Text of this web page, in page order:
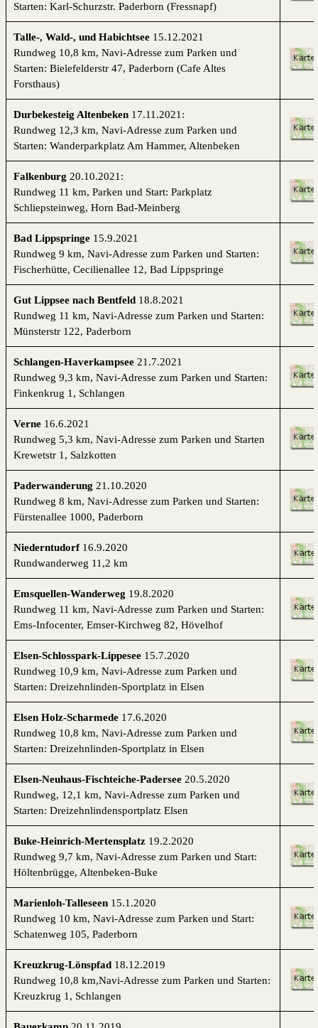
Starten: Karl-Schurzstr. Paderborn (Fressnapf)
Talle-, Wald-, und Habichtsee 15.12.2021
Rundweg 10,8 km, Navi-Adresse zum Parken und
Starten: Bielefelderstr 47, Paderborn (Cafe Altes
Forsthaus)
Durbekesteig Altenbeken 17.11.2021:
Rundweg 12,3 km, Navi-Adresse zum Parken und
Starten: Wanderparkplatz Am Hammer, Altenbeken
Falkenburg 20.10.2021:
Rundweg 11 km, Parken und Start: Parkplatz
Schliepsteinweg, Horn Bad-Meinberg
Bad Lippspringe 15.9.2021
Rundweg 9 km, Navi-Adresse zum Parken und Starten:
Fischerhütte, Cecilienallee 12, Bad Lippspringe
Gut Lippsee nach Bentfeld 18.8.2021
Rundweg 11 km, Navi-Adresse zum Parken und Starten:
Münsterstr 122, Paderborn
Schlangen-Haverkampsee 21.7.2021
Rundweg 9,3 km, Navi-Adresse zum Parken und Starten:
Finkenkrug 1, Schlangen
Verne 16.6.2021
Rundweg 5,3 km, Navi-Adresse zum Parken und Starten
Krewetstr 1, Salzkotten
Paderwanderung 21.10.2020
Rundweg 8 km, Navi-Adresse zum Parken und Starten:
Fürstenallee 1000, Paderborn
Niederntudorf16.9.2020
Rundwanderweg 11,2 km
Emsquellen-Wanderweg 19.8.2020
Rundweg 11 km, Navi-Adresse zum Parken und Starten:
Ems-Infocenter, Emser-Kirchweg 82, Hövelhof
Elsen-Schlosspark-Lippesee 15.7.2020
Rundweg 10,9 km, Navi-Adresse zum Parken und
Starten: Dreizehnlinden-Sportplatz in Elsen
Elsen Holz-Scharmede 17.6.2020
Rundweg 10,8 km, Navi-Adresse zum Parken und
Starten: Dreizehnlinden-Sportplatz in Elsen
Elsen-Neuhaus-Fischteiche-Padersee 20.5.2020
Rundweg, 12,1 km, Navi-Adresse zum Parken und
Starten: Dreizehnlindensportplatz Elsen
Buke-Heinrich-Mertensplatz 19.2.2020
Rundweg 9,7 km, Navi-Adresse zum Parken und Start:
Höltenbrügge, Altenbeken-Buke
Marienloh-Talleseen 15.1.2020
Rundweg 10 km, Navi-Adresse zum Parken und Start:
Schatenweg 105, Paderborn
Kreuzkrug-Lönspfad 18.12.2019
Rundweg 10,8 km,Navi-Adresse zum Parken und Starten:
Kreuzkrug 1, Schlangen